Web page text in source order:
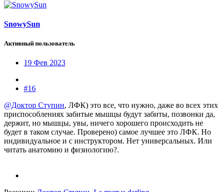
SnowySun
Активный пользователь
19 Фев 2023
#16
@Доктор Ступин, ЛФК) это все, что нужно, даже во всех этих
приспособлениях забитые мышцы будут забиты, позвонки да,
держит, но мышцы, увы, ничего хорошего происходить не
будет в таком случае. Проверено) самое лучшее это ЛФК. Но
индивидуальное и с инструктором. Нет универсальных. Или
читать анатомию и физиологию?.